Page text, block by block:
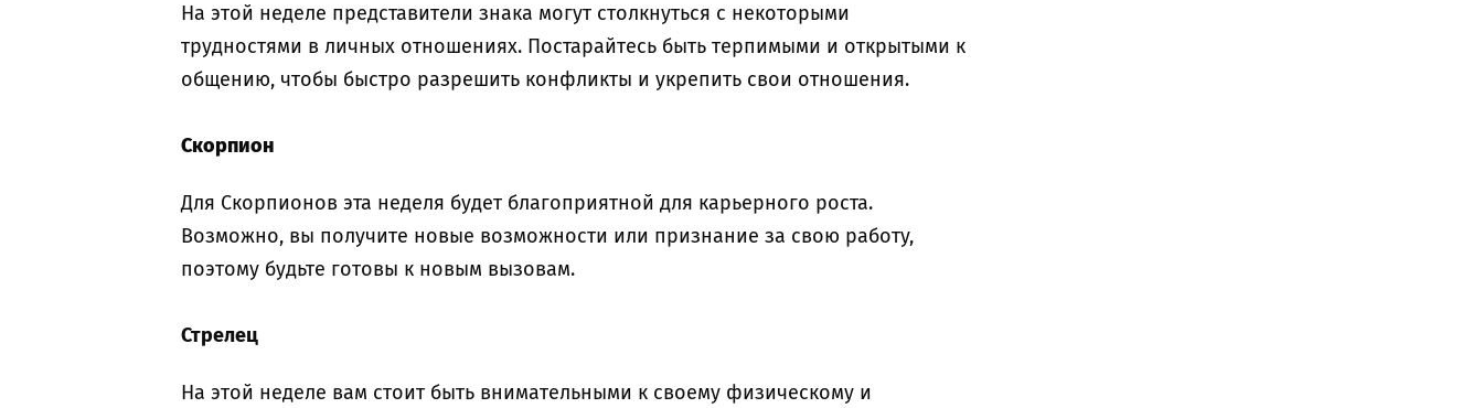
На этой неделе представители знака могут столкнуться с некоторыми
трудностями в личных отношениях. Постарайтесь быть терпимыми и открытыми к
общению, чтобы быстро разрешить конфликты и укрепить свои отношения.
Скорпион
Для Скорпионов эта неделя будет благоприятной для карьерного роста.
Возможно, вы получите новые возможности или признание за свою работу,
поэтому будьте готовы к новым вызовам.
Стрелец
На этой неделе вам стоит быть внимательными к своему физическому и